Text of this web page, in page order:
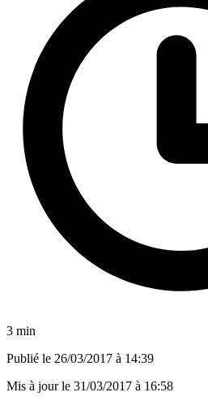
3 min
Publié le 26/03/2017 à 14:39
Mis à jour le 31/03/2017 à 16:58